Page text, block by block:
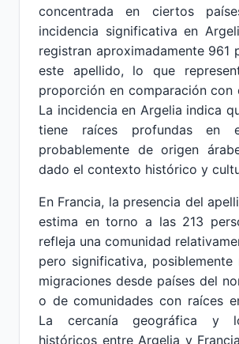
concentrada en ciertos
incidencia significativa en
registran aproximadamente 961
este apellido, lo que
proporción en comparación con
La incidencia en Argelia indica
tiene raíces profundas en
probablemente de origen
dado el contexto histórico y
En Francia, la presencia del
estima en torno a las 213
refleja una comunidad
pero significativa, posiblemente
migraciones desde países del
o de comunidades con raíces
La cercanía geográfica y
históricos entre Argelia y